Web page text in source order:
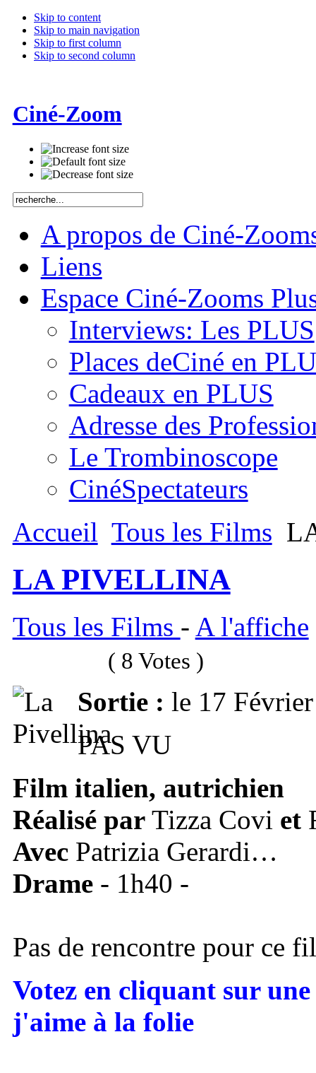
Skip to content
Skip to main navigation
Skip to first column
Skip to second column
Ciné-Zoom
A propos de Ciné-
Liens
Espace Ciné-Zooms
Interviews: Les PLUS
Places deCiné en
Cadeaux en PLUS
Adresse des
Le Trombinoscope
CinéSpectateurs
Accueil Tous les Films
LA PIVELLINA
Tous les Films - A l'affiche
( 8 Votes )
Sortie : le 17
PAS VU
Filmitalien, autrichien
Réalisé parTizza Covi et
AvecPatrizia Gerardi…
Drame- 1h40 -
Pas de rencontre pour ce
Votez en cliquant sur
j'aime à la folie